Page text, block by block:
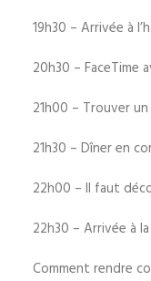
19h30 – Arrivée à
20h30 – FaceTime
21h00 – Trouver
21h30 – Dîner en
22h00 – Il faut
22h30 – Arrivée à
Comment rendre